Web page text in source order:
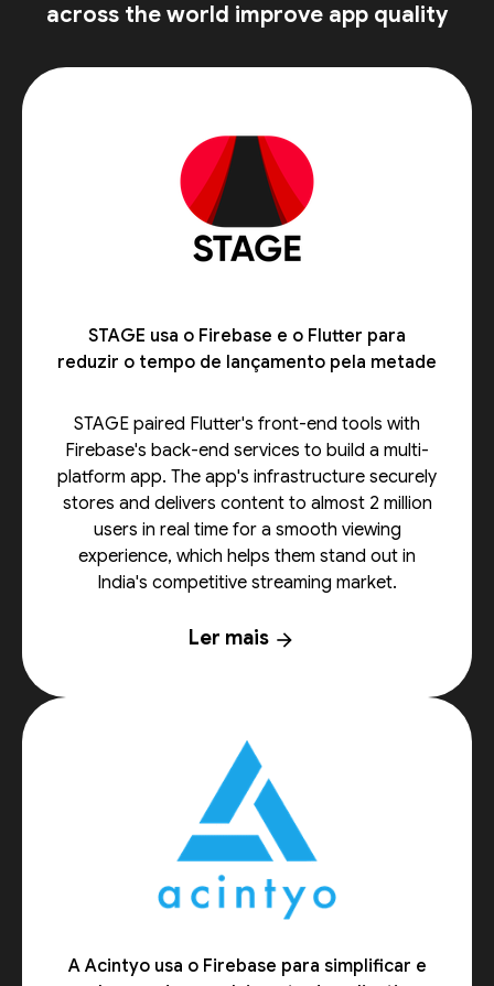
across the world improve app quality
STAGE usa o Firebase e o Flutter para
reduzir o tempo de lançamento pela metade
STAGE paired Flutter's front-end tools with
Firebase's back-end services to build a multi-
platform app. The app's infrastructure securely
stores and delivers content to almost 2 million
users in real time for a smooth viewing
experience, which helps them stand out in
India's competitive streaming market.
Ler mais arrow_forward
A Acintyo usa o Firebase para simplificar e